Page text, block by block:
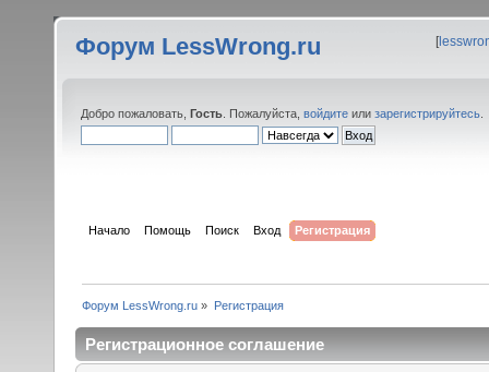
Форум LessWrong.ru [
Добро пожаловать, Гость . Пожалуйста, войдите или зарегистрируйтесь
Начало Помощь Поиск Вход Регистрация
Форум LessWrong.ru » Регистрация
Регистрационное соглашение